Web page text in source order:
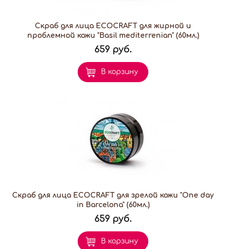
Скраб для лица ECOCRAFT для жирной и
проблемной кожи "Basil mediterrenian" (60мл.)
659 руб.
В корзину
Скраб для лица ECOCRAFT для зрелой кожи "One day
in Barcelona" (60мл.)
659 руб.
В корзину